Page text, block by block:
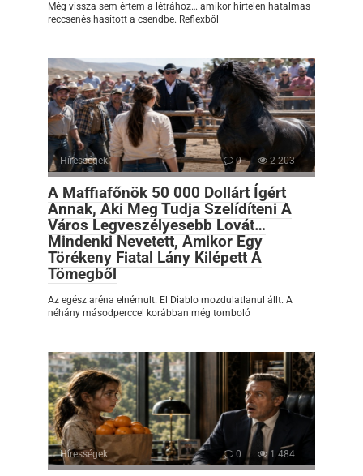
Még vissza sem értem a létrához… amikor hirtelen hatalmas
reccsenés hasított a csendbe. Reflexből
Hírességek 0 2 203
A Maffiafőnök 50 000 Dollárt Ígért
Annak, Aki Meg Tudja Szelídíteni A
Város Legveszélyesebb Lovát…
Mindenki Nevetett, Amikor Egy
Törékeny Fiatal Lány Kilépett A
Tömegből
Az egész aréna elnémult. El Diablo mozdulatlanul állt. A
néhány másodperccel korábban még tomboló
Hírességek 0 1 484